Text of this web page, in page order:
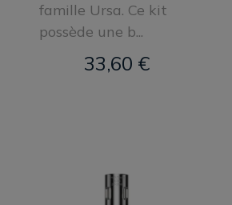
famille Ursa. Ce kit
possède une b...
33,60 €